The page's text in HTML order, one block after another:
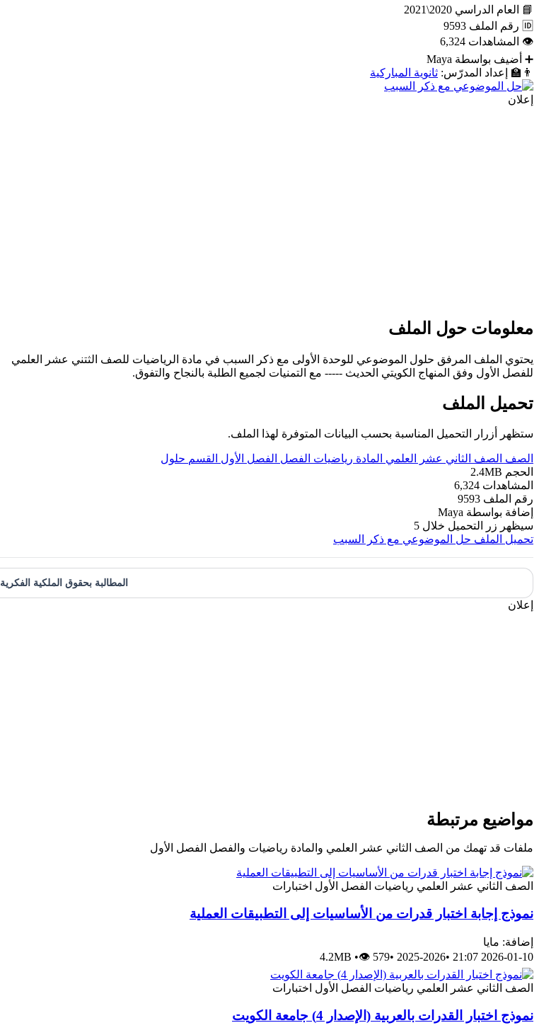
📘 العام الدراسي 2020\2021
🆔 رقم الملف 9593
👁 المشاهدات 6,324
➕ أضيف بواسطة Maya
👨‍🏫
إعداد المدرّس: ثانوية المباركية
إعلان
معلومات حول الملف
يحتوي الملف المرفق حلول الموضوعي للوحدة الأولى مع ذكر السبب في مادة الرياضيات للصف الثتني عشر العلمي
للفصل الأول وفق المنهاج الكويتي الحديث ----- مع التمنيات لجميع الطلبة بالنجاح والتفوق.
تحميل الملف
ستظهر أزرار التحميل المناسبة بحسب البيانات المتوفرة لهذا الملف.
الصف الصف الثاني عشر العلمي المادة رياضيات الفصل الفصل الأول القسم حلول
الحجم 2.4MB
المشاهدات 6,324
رقم الملف 9593
إضافة بواسطة Maya
سيظهر زر التحميل خلال 5
تحميل الملف حل الموضوعي مع ذكر السبب
المطالبة بحقوق الملكية الفكرية
إعلان
مواضيع مرتبطة
ملفات قد تهمك من الصف الثاني عشر العلمي والمادة رياضيات والفصل الفصل الأول
الصف الثاني عشر العلمي رياضيات الفصل الأول اختبارات
نموذج إجابة اختبار قدرات من الأساسيات إلى التطبيقات العملية
إضافة: مايا
2026-01-10 21:07
•
2025-2026
•
4.2MB •👁 579
الصف الثاني عشر العلمي رياضيات الفصل الأول اختبارات
نموذج اختبار القدرات بالعربية (الإصدار 4) جامعة الكويت